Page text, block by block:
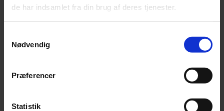
de har indsamlet fra din brug af deres tjenester.
Nødvendig
Præferencer
Statistik
Alpaka
Alpaca 1
Alpakka Silke